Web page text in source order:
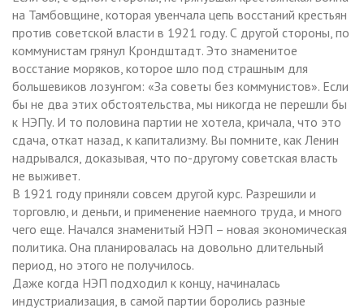
на Тамбовщине, которая увенчала цепь восстаний крестьян
против советской власти в 1921 году. С другой стороны, по
коммунистам грянул Крондштадт. Это знаменитое
восстание моряков, которое шло под страшным для
большевиков лозунгом: «За советы без коммунистов». Если
бы не два этих обстоятельства, мы никогда не перешли бы
к НЭПу. И то половина партии не хотела, кричала, что это
сдача, откат назад, к капитализму. Вы помните, как Ленин
надрывался, доказывая, что по-другому советская власть
не выживет.
В 1921 году приняли совсем другой курс. Разрешили и
торговлю, и деньги, и применение наемного труда, и много
чего еще. Начался знаменитый НЭП – новая экономическая
политика. Она планировалась на довольно длительный
период, но этого не получилось.
Даже когда НЭП подходил к концу, начиналась
индустриализация, в самой партии боролись разные